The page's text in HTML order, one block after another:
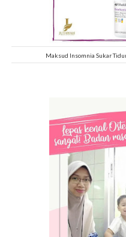
Maksud Insomnia Sukar